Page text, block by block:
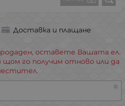
Доставка и плащане
оставете Вашата ел.
щом го получим отново или да